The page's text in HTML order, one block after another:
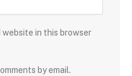
website in this browser
by email.